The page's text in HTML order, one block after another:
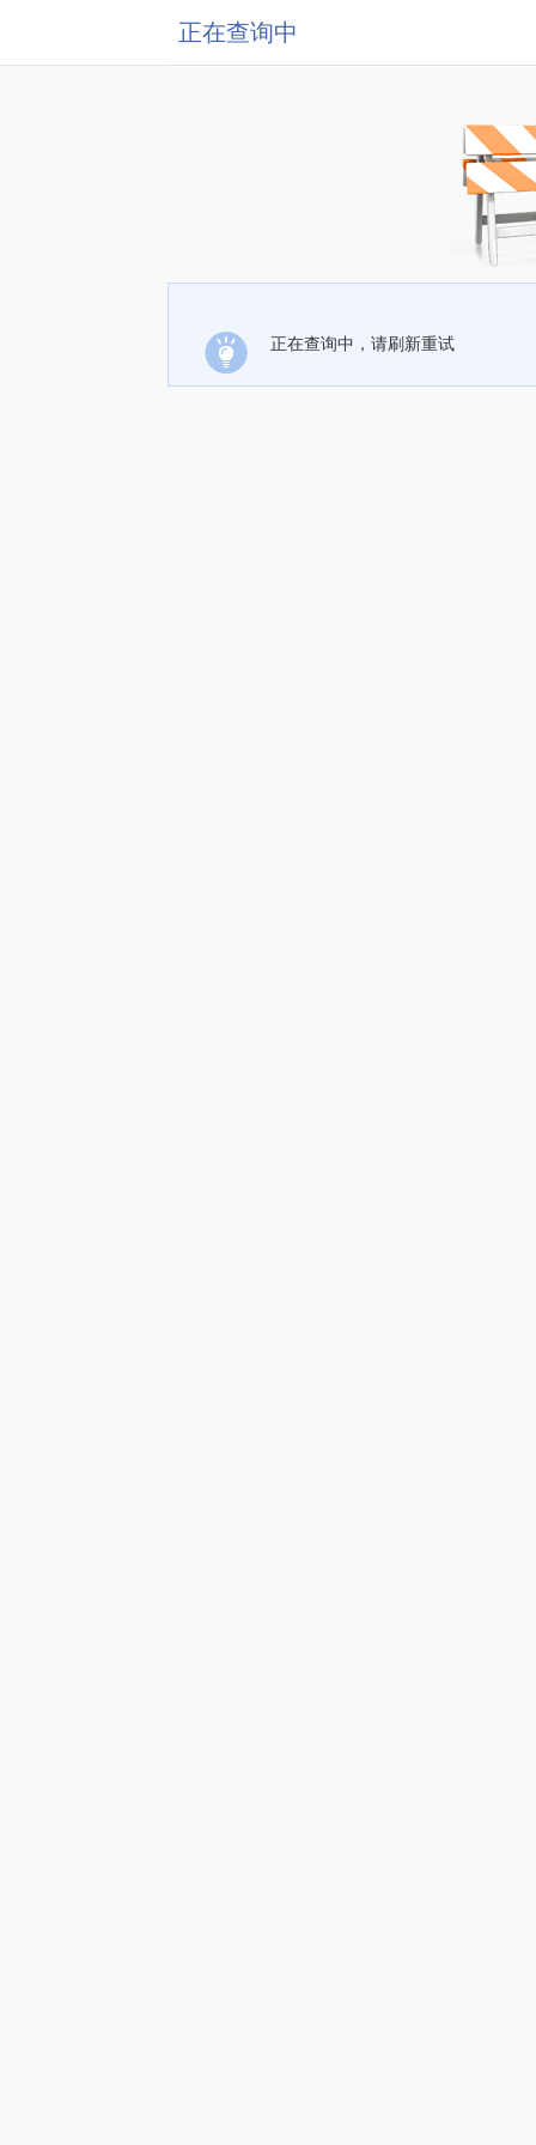
正在查询中
正在查询中，请刷新重试